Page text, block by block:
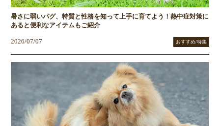
暑さに弱いパグ、特質と性格を知って上手に育てよう！熱中症対策に
あると便利なアイテムもご紹介
2026/07/07 おすすめ/特集